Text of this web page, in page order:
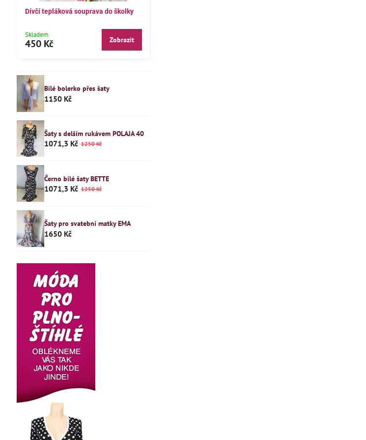
Dívčí tepláková souprava do školky
Skladem
450 Kč Zobrazit
Bílé bolerko přes šaty
1150 Kč
Šaty s delším rukávem POLAJA 40
1071,3 Kč 1250 Kč
Černo bílé šaty BETTE
1071,3 Kč 1250 Kč
Šaty pro svatební matky EMA
1650 Kč